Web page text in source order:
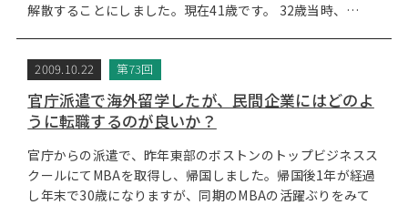
解散することにしました。現在41歳です。 32歳当時、…
2009.10.22 第73回
官庁派遣で海外留学したが、民間企業にはどのよ
うに転職するのが良いか？
官庁からの派遣で、昨年東部のボストンのトップビジネスス
クールにてMBAを取得し、帰国しました。帰国後1年が経過
し年末で30歳になりますが、同期のMBAの活躍ぶりをみて